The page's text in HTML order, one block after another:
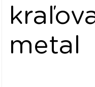
metal